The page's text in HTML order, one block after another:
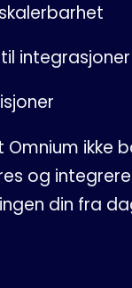
integrasjoner
ikke
og
din fra